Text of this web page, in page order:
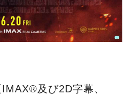
及び2D字幕、